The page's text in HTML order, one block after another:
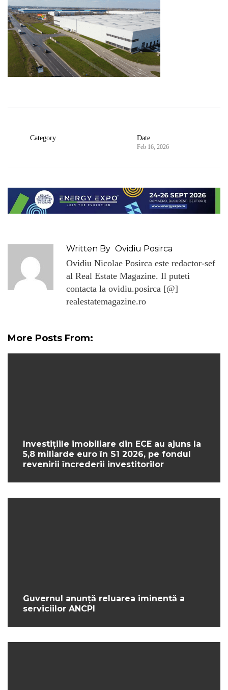
Category Date
Feb 16, 2026
Written By Ovidiu Posirca
Ovidiu Nicolae Posirca este redactor-sef
al Real Estate Magazine. Il puteti
contacta la ovidiu.posirca [@]
realestatemagazine.ro
More Posts From:
Investițiile imobiliare din ECE au ajuns la
5,8 miliarde euro în S1 2026, pe fondul
revenirii încrederii investitorilor
Guvernul anunță reluarea iminentă a
serviciilor ANCPI